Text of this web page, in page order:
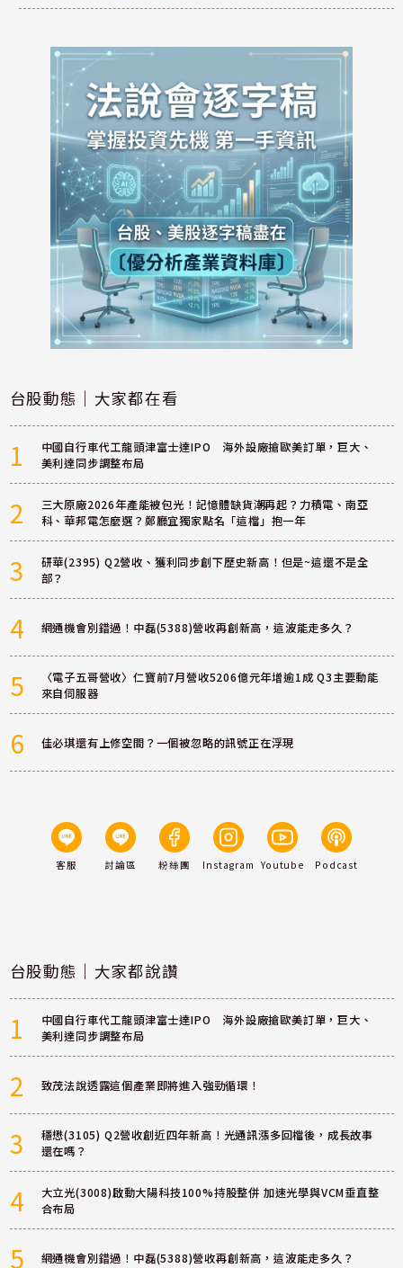
台股動態｜大家都在看
1
中國自行車代工龍頭津富士達IPO 海外設廠搶歐美訂單，巨大、
美利達同步調整布局
2
三大原廠2026年產能被包光！記憶體缺貨潮再起？力積電、南亞
科、華邦電怎麼選？鄭廳宜獨家點名「這檔」抱一年
3
研華(2395) Q2營收、獲利同步創下歷史新高！但是~這還不是全
部？
4 網通機會別錯過！中磊(5388)營收再創新高，這波能走多久？
5
〈電子五哥營收〉仁寶前7月營收5206億元年增逾1成 Q3主要動能
來自伺服器
6 佳必琪還有上修空間？一個被忽略的訊號正在浮現
客服 討論區 粉絲團 Instagram Youtube Podcast
台股動態｜大家都說讚
1
中國自行車代工龍頭津富士達IPO 海外設廠搶歐美訂單，巨大、
美利達同步調整布局
2 致茂法說透露這個產業即將進入強勁循環！
3
穩懋(3105) Q2營收創近四年新高！光通訊漲多回檔後，成長故事
還在嗎？
4
大立光(3008)啟動大陽科技100%持股整併 加速光學與VCM垂直整
合布局
5 網通機會別錯過！中磊(5388)營收再創新高，這波能走多久？